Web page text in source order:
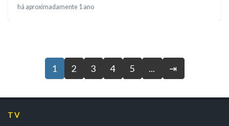
há aproximadamente 1 ano
1 2 3 4 5 ... ⇥
TV